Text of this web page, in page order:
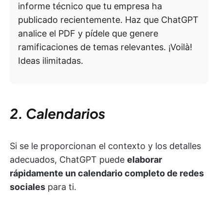
informe técnico que tu empresa ha
publicado recientemente. Haz que ChatGPT
analice el PDF y pídele que genere
ramificaciones de temas relevantes. ¡Voilà!
Ideas ilimitadas.
2. Calendarios
Si se le proporcionan el contexto y los detalles
adecuados, ChatGPT puede elaborar
rápidamente un calendario completo de redes
sociales para ti.